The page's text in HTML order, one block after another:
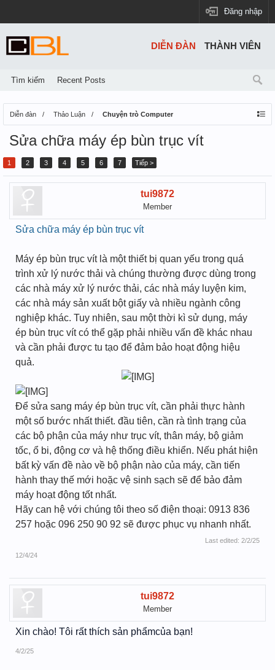
Đăng nhập
Diễn đàn Thảo Luận Chuyện trò Computer
Sửa chữa máy ép bùn trục vít
1 2 3 4 5 6 7 Tiếp >
tui9872
Member
Sửa chữa máy ép bùn trục vít
Máy ép bùn trục vít là một thiết bị quan yếu trong quá
trình xử lý nước thải và chúng thường được dùng trong
các nhà máy xử lý nước thải, các nhà máy luyện kim,
các nhà máy sản xuất bột giấy và nhiều ngành công
nghiệp khác. Tuy nhiên, sau một thời kì sử dụng, máy
ép bùn trục vít có thể gặp phải nhiều vấn đề khác nhau
và cần phải được tu tạo để đảm bảo hoạt động hiệu
quả.
Để sửa sang máy ép bùn trục vít, cần phải thực hành
một số bước nhất thiết. đầu tiên, cần rà tình trạng của
các bộ phận của máy như trục vít, thân máy, bộ giảm
tốc, ổ bi, động cơ và hệ thống điều khiển. Nếu phát hiện
bất kỳ vấn đề nào về bộ phận nào của máy, cần tiến
hành thay thế mới hoặc vệ sinh sạch sẽ để bảo đảm
máy hoạt động tốt nhất.
Hãy can hệ với chúng tôi theo số điện thoại: 0913 836
257 hoặc 096 250 90 92 sẽ được phục vụ nhanh nhất.
Last edited: 2/2/25
12/4/24
tui9872
Member
Xin chào! Tôi rất thích sản phẩmcủa bạn!
4/2/25
DIỄN ĐÀN
Tìm kiếm Recent Posts
THÀNH VIÊN